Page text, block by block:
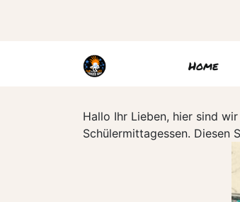
Home
Hallo Ihr Lieben, hier sind
Schülermittagessen. Diesen